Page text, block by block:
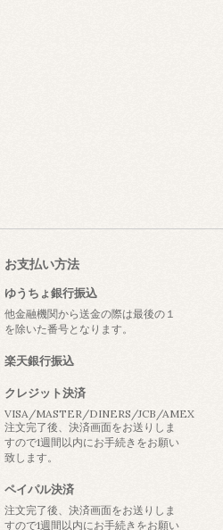
お支払い方法
ゆうちょ銀行振込
他金融機関から送金の際は最後の１
を除いた番号となります。
楽天銀行振込
クレジット決済
VISA/MASTER/DINERS/JCB/AMEX
注文完了後、決済画面をお送りしま
すので1週間以内にお手続きをお願い
致します。
ペイパル決済
注文完了後、決済画面をお送りしま
すので1週間以内にお手続きをお願い